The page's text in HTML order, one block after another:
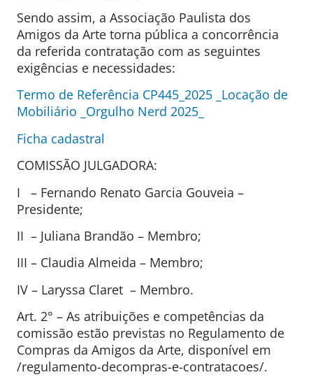
Sendo assim, a Associação Paulista dos
Amigos da Arte torna pública a concorrência
da referida contratação com as seguintes
exigências e necessidades:
Termo de Referência CP445_2025 _Locação de
Mobiliário _Orgulho Nerd 2025_
Ficha cadastral
COMISSÃO JULGADORA:
I – Fernando Renato Garcia Gouveia –
Presidente;
II – Juliana Brandão – Membro;
III – Claudia Almeida – Membro;
IV – Laryssa Claret – Membro.
Art. 2° – As atribuições e competências da
comissão estão previstas no Regulamento de
Compras da Amigos da Arte, disponível em
/regulamento-decompras-e-contratacoes/.